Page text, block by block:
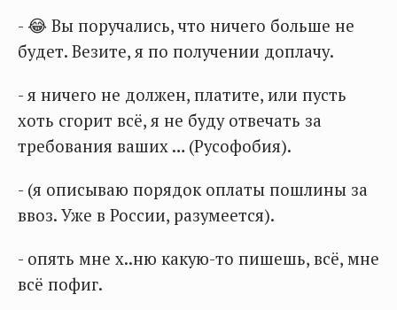
- 😂 Вы поручались, что ничего больше не
будет. Везите, я по получении доплачу.
- я ничего не должен, платите, или пусть
хоть сгорит всё, я не буду отвечать за
требования ваших … (Русофобия).
- (я описываю порядок оплаты пошлины за
ввоз. Уже в России, разумеется).
- опять мне х..ню какую-то пишешь, всё, мне
всё пофиг.